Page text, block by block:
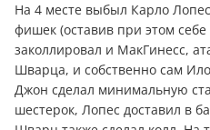
На 4 месте выбыл Карло
фишек (оставив при этом
заколлировал и МакГинесс,
Шварца, и собственно сам
Джон сделал минимальную
шестерок, Лопес доставил в